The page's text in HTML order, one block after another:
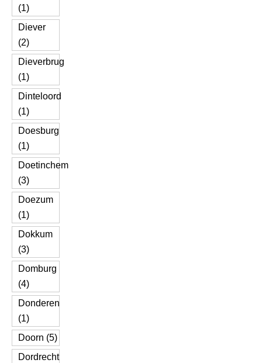
(1)
Diever
(2)
Dieverbrug
(1)
Dinteloord
(1)
Doesburg
(1)
Doetinchem
(3)
Doezum
(1)
Dokkum
(3)
Domburg
(4)
Donderen
(1)
Doorn (5)
Dordrecht